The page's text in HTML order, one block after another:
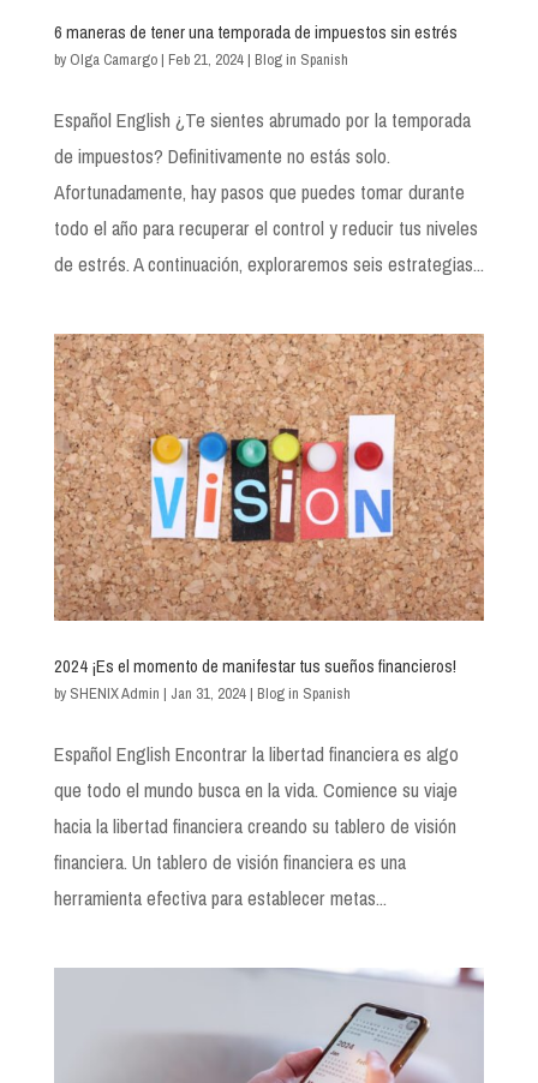
6 maneras de tener una temporada de impuestos sin estrés
byOlga Camargo| Feb 21, 2024| Blog in Spanish
Español English ¿Te sientes abrumado por la temporada
de impuestos? Definitivamente no estás solo.
Afortunadamente, hay pasos que puedes tomar durante
todo el año para recuperar el control y reducir tus niveles
de estrés. A continuación, exploraremos seis estrategias...
2024 ¡Es el momento de manifestar tus sueños financieros!
bySHENIX Admin | Jan 31, 2024| Blog in Spanish
Español English Encontrar la libertad financiera es algo
que todo el mundo busca en la vida. Comience su viaje
hacia la libertad financiera creando su tablero de visión
financiera. Un tablero de visión financiera es una
herramienta efectiva para establecer metas...